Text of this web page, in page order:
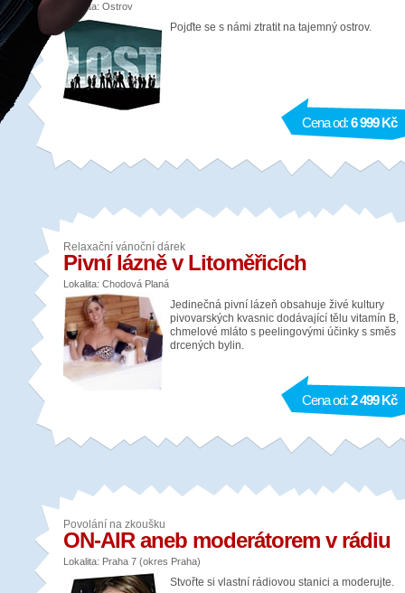
Lokalita: Ostrov
Pojďte se s námi ztratit na tajemný ostrov.
Cena od:6 999 Kč
Relaxační vánoční dárek
Pivní lázně v Litoměřicích
Lokalita: Chodová Planá
Jedinečná pivní lázeň obsahuje živé kultury
pivovarských kvasnic dodávající tělu vitamín B,
chmelové mláto s peelingovými účinky s směs
drcených bylin.
Cena od:2 499 Kč
Povolání na zkoušku
ON-AIR aneb moderátorem v rádiu
Lokalita: Praha 7 (okres Praha)
Stvořte si vlastní rádiovou stanici a moderujte.